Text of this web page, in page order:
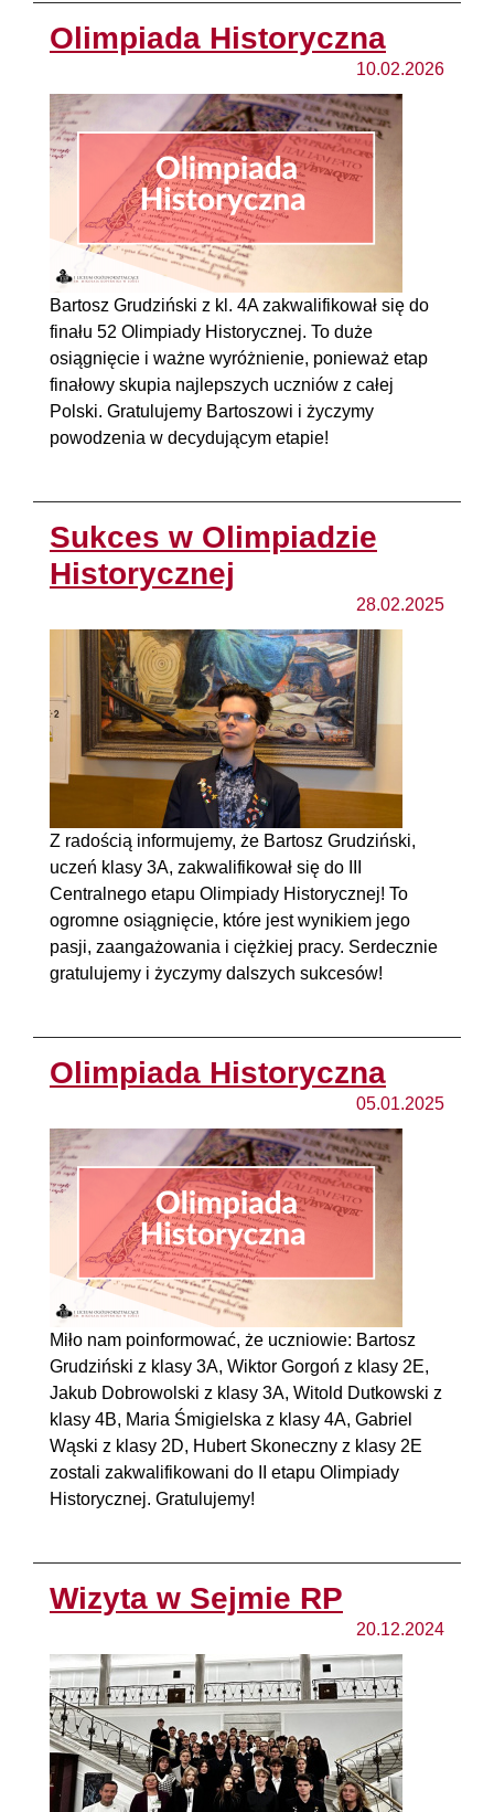
Olimpiada Historyczna
10.02.2026
Bartosz Grudziński z kl. 4A zakwalifikował się do
finału 52 Olimpiady Historycznej. To duże
osiągnięcie i ważne wyróżnienie, ponieważ etap
finałowy skupia najlepszych uczniów z całej
Polski. Gratulujemy Bartoszowi i życzymy
powodzenia w decydującym etapie!
Sukces w Olimpiadzie
Historycznej
28.02.2025
Z radością informujemy, że Bartosz Grudziński,
uczeń klasy 3A, zakwalifikował się do III
Centralnego etapu Olimpiady Historycznej! To
ogromne osiągnięcie, które jest wynikiem jego
pasji, zaangażowania i ciężkiej pracy. Serdecznie
gratulujemy i życzymy dalszych sukcesów!
Olimpiada Historyczna
05.01.2025
Miło nam poinformować, że uczniowie: Bartosz
Grudziński z klasy 3A, Wiktor Gorgoń z klasy 2E,
Jakub Dobrowolski z klasy 3A, Witold Dutkowski z
klasy 4B, Maria Śmigielska z klasy 4A, Gabriel
Wąski z klasy 2D, Hubert Skoneczny z klasy 2E
zostali zakwalifikowani do II etapu Olimpiady
Historycznej. Gratulujemy!
Wizyta w Sejmie RP
20.12.2024